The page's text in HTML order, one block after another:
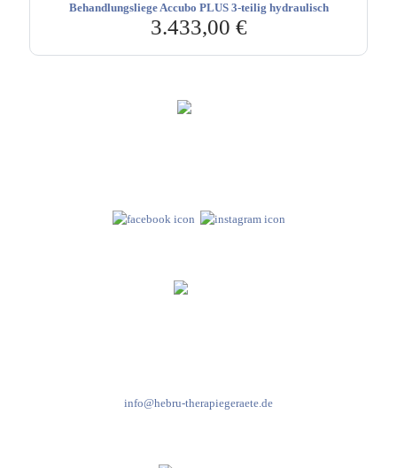
Behandlungsliege Accubo PLUS 3-teilig hydraulisch
3.433,00 €
info@hebru-therapiegeraete.de